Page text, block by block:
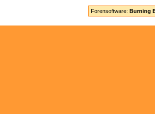
Forensoftware: Burning